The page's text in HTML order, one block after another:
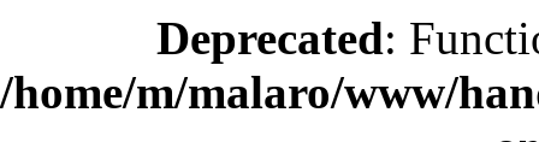
Deprecated:
/home/m/malaro/www/